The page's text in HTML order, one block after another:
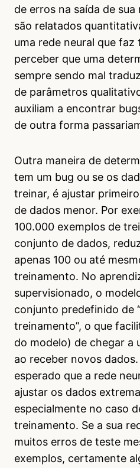
de erros na saída de
são relatados
uma rede neural que
perceber que uma
sempre sendo mal
de parâmetros
auxiliam a encontrar
de outra forma
Outra maneira de
tem um bug ou se os
treinar, é ajustar
de dados menor. Por
100.000 exemplos de
conjunto de dados,
apenas 100 ou até
treinamento. No
supervisionado, o
conjunto predefinido de
treinamento”, o que
do modelo) de chegar a
ao receber novos
esperado que a rede
ajustar os dados
especialmente no caso
treinamento. Se a sua
muitos erros de teste
exemplos, certamente